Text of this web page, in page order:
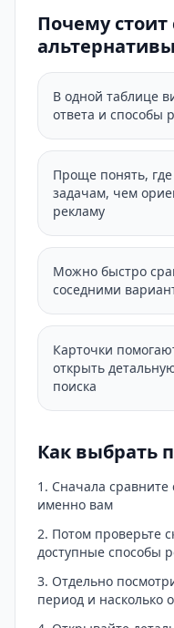
Почему стоит
альтернативы
В одной таблице
ответа и способы
Проще понять,
задачам, чем
рекламу
Можно быстро
соседними
Карточки
открыть
поиска
Как выбрать
Сначала сравните
именно вам
Потом проверьте
доступные способы
Отдельно
период и насколько